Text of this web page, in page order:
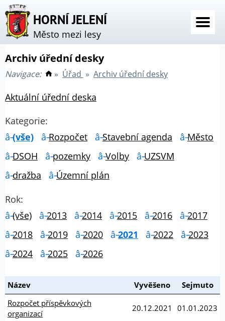
HORNÍ JELENÍ
Město mezi lesy
Archiv úřední desky
Navigace: » Úřad » Archiv úřední desky
Aktuální úřední deska
Kategorie:
(vše)
Rozpočet Stavební agenda
Město
DSOH
pozemky Volby
UZSVM
dražba
Územní plán
Rok:
(vše)
2013 2014 2015 2016
2017
2018
2019 2020 2021 2022
2023
2024
2025 2026
Název Vyvěšeno
Sejmuto
Rozpočet příspěvkových
organizací
20.12.2021 01.01.2023